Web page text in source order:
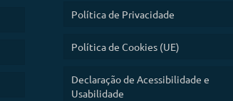
Política de Privacidade
Política de Cookies (UE)
Declaração de Acessibilidade e
Usabilidade